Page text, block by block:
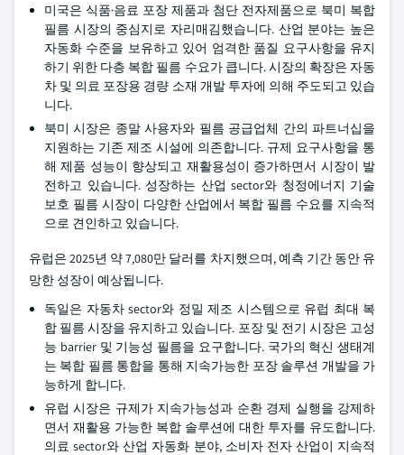
미국은 식품·음료 포장 제품과 첨단 전자제품으로 북미 복합
필름 시장의 중심지로 자리매김했습니다. 산업 분야는 높은
자동화 수준을 보유하고 있어 엄격한 품질 요구사항을 유지
하기 위한 다층 복합 필름 수요가 큽니다. 시장의 확장은 자동
차 및 의료 포장용 경량 소재 개발 투자에 의해 주도되고 있습
니다.
북미 시장은 종말 사용자와 필름 공급업체 간의 파트너십을
지원하는 기존 제조 시설에 의존합니다. 규제 요구사항을 통
해 제품 성능이 향상되고 재활용성이 증가하면서 시장이 발
전하고 있습니다. 성장하는 산업 sector와 청정에너지 기술
보호 필름 시장이 다양한 산업에서 복합 필름 수요를 지속적
으로 견인하고 있습니다.
유럽은 2025년 약 7,080만 달러를 차지했으며, 예측 기간 동안 유
망한 성장이 예상됩니다.
독일은 자동차 sector와 정밀 제조 시스템으로 유럽 최대 복
합 필름 시장을 유지하고 있습니다. 포장 및 전기 시장은 고성
능 barrier 및 기능성 필름을 요구합니다. 국가의 혁신 생태계
는 복합 필름 통합을 통해 지속가능한 포장 솔루션 개발을 가
능하게 합니다.
유럽 시장은 규제가 지속가능성과 순환 경제 실행을 강제하
면서 재활용 가능한 복합 솔루션에 대한 투자를 유도합니다.
의료 sector와 산업 자동화 분야, 소비자 전자 산업이 지속적